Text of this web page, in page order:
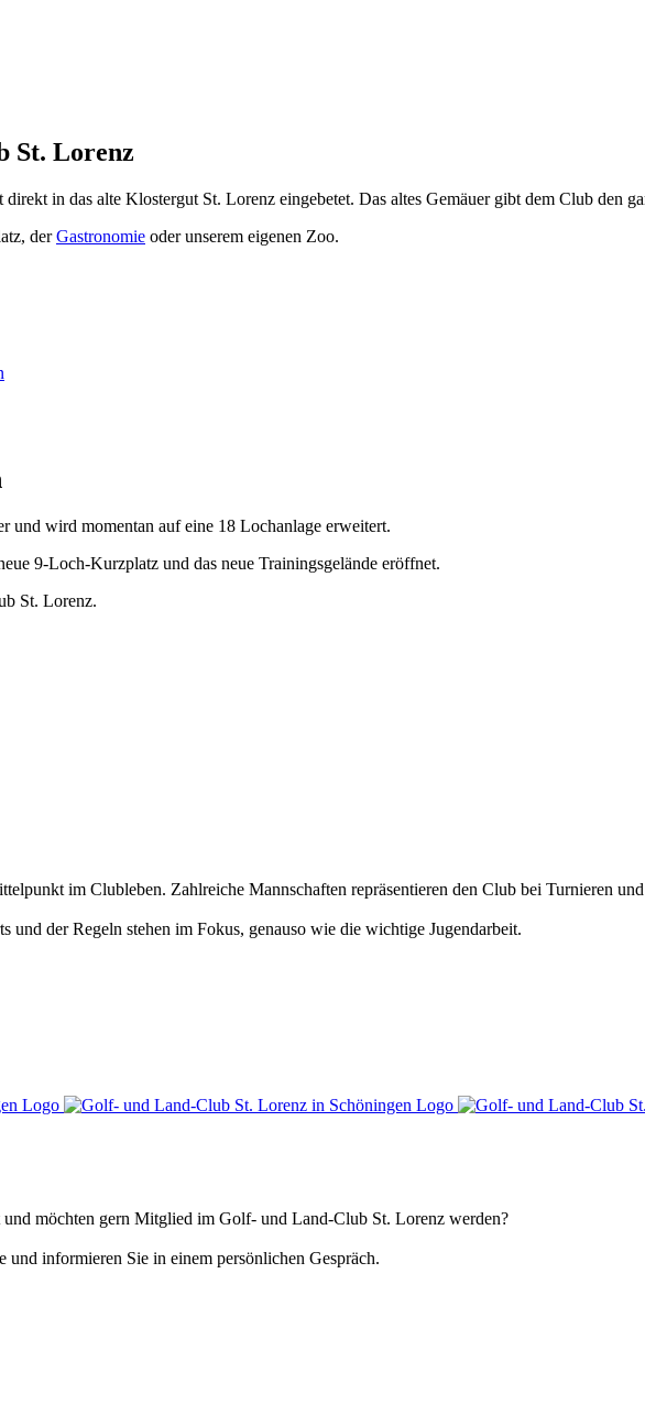
St. Lorenz
in das alte Klostergut St. Lorenz eingebetet. Das altes Gemäuer gibt dem Club den
derGastronomie oder unserem eigenen Zoo.
und wird momentan auf eine 18 Lochanlage erweitert.
9-Loch-Kurzplatz und das neue Trainingsgelände eröffnet.
St. Lorenz.
im Clubleben. Zahlreiche Mannschaften repräsentieren den Club bei Turnieren
und der Regeln stehen im Fokus, genauso wie die wichtige Jugendarbeit.
und möchten gern Mitglied im Golf- und Land-Club St. Lorenz werden?
informieren Sie in einem persönlichen Gespräch.